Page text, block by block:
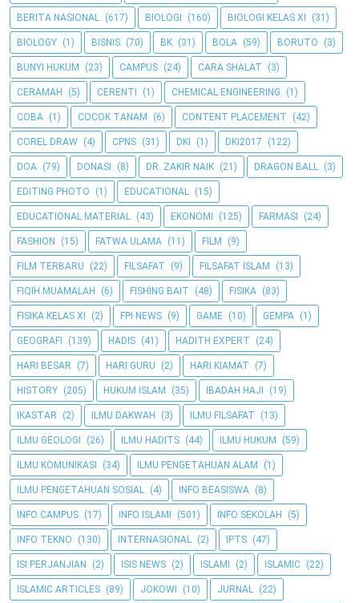
BERITA NASIONAL (617) BIOLOGI (160) BIOLOGI KELAS XI (31)
BIOLOGY (1) BISNIS (70) BK (31) BOLA (59) BORUTO (3)
BUNYI HUKUM (23) CAMPUS (24) CARA SHALAT (3)
CERAMAH (5) CERENTI (1) CHEMICAL ENGINEERING (1)
COBA (1) COCOK TANAM (6) CONTENT PLACEMENT (42)
COREL DRAW (4) CPNS (31) DKI (1) DKI2017 (122)
DOA (79) DONASI (8) DR. ZAKIR NAIK (21) DRAGON BALL (3)
EDITING PHOTO (1) EDUCATIONAL (15)
EDUCATIONAL MATERIAL (43) EKONOMI (125) FARMASI (24)
FASHION (15) FATWA ULAMA (11) FILM (9)
FILM TERBARU (22) FILSAFAT (9) FILSAFAT ISLAM (13)
FIQIH MUAMALAH (6) FISHING BAIT (48) FISIKA (83)
FISIKA KELAS XI (2) FPI NEWS (9) GAME (10) GEMPA (1)
GEOGRAFI (139) HADIS (41) HADITH EXPERT (24)
HARI BESAR (7) HARI GURU (2) HARI KIAMAT (7)
HISTORY (205) HUKUM ISLAM (35) IBADAH HAJI (19)
IKASTAR (2) ILMU DAKWAH (3) ILMU FILSAFAT (13)
ILMU GEOLOGI (26) ILMU HADITS (44) ILMU HUKUM (59)
ILMU KOMUNIKASI (34) ILMU PENGETAHUAN ALAM (1)
ILMU PENGETAHUAN SOSIAL (4) INFO BEASISWA (8)
INFO CAMPUS (17) INFO ISLAMI (501) INFO SEKOLAH (5)
INFO TEKNO (130) INTERNASIONAL (2) IPTS (47)
ISI PERJANJIAN (2) ISIS NEWS (2) ISLAMI (2) ISLAMIC (22)
ISLAMIC ARTICLES (89) JOKOWI (10) JURNAL (22)